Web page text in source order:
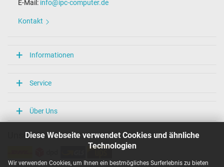
Diese Webseite verwendet Cookies und ähnliche
Technologien
Wir verwenden Cookies, um Ihnen ein bestmögliches Surferlebnis zu bieten
E-Mail: info@ipc-computer.de
Kontakt
Informationen
Service
Über Uns
Unsere Versandarten